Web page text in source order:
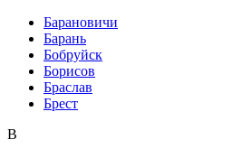
Барановичи
Барань
Бобруйск
Борисов
Браслав
Брест
В